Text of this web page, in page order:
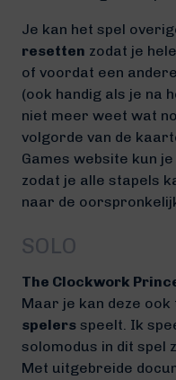
Je kan het spel
resetten zodat je
of voordat een
(ook handig als je na
niet meer weet wat
volgorde van de
Games website kun
zodat je alle stapels
naar de
SOLO
The Clockwork
Maar je kan deze
spelers speelt. Ik
solomodus in dit spel
Met uitgebreide